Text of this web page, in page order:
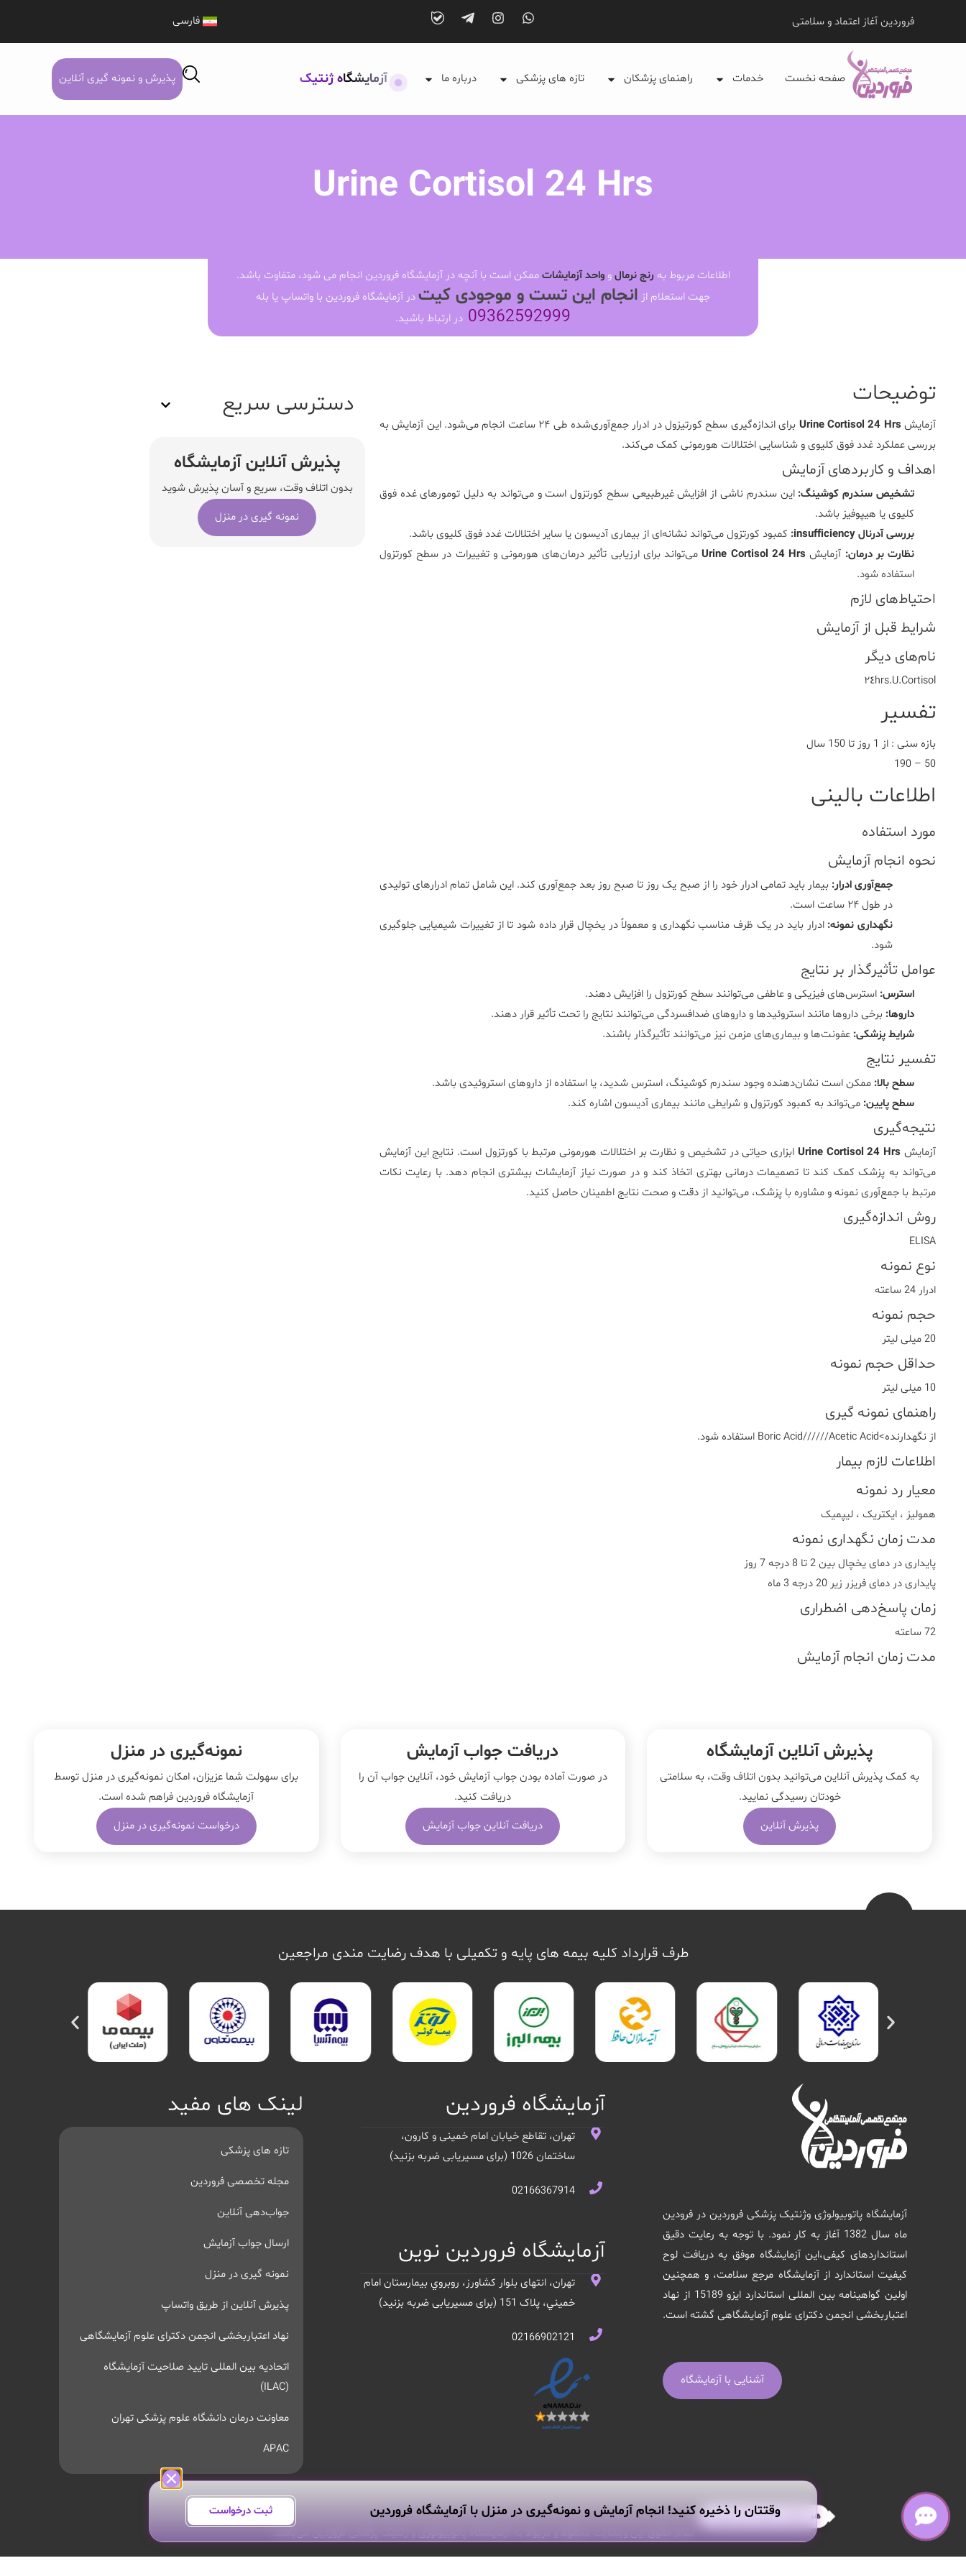
فروردین آغاز اعتماد و سلامتی فارسی
صفحه نخست خدمات راهنمای پزشکان تازه های پزشکی درباره ما آزمایشگاه ژنتیک پذیرش و نمونه گیری آنلاین
Urine Cortisol 24 Hrs
اطلاعات مربوط به رنج نرمالوواحد آزمایشاتممکن است با آنچه در آزمایشگاه فروردین انجام می شود، متفاوت باشد.
جهت استعلام از انجام این تست و موجودی کیتدر آزمایشگاه فروردین با واتساپ یا بله
09362592999 در ارتباط باشید.
توضیحات
آزمایش Urine Cortisol 24 Hrs برای اندازه‌گیری سطح کورتیزول در ادرار جمع‌آوری‌شده طی ۲۴ ساعت انجام می‌شود. این آزمایشبه
بررسی عملکرد غدد فوق کلیوی و شناسایی اختلالات هورمونی کمک می‌کند.
اهداف و کاربردهای آزمایش
تشخیص سندرم کوشینگ: این سندرم ناشی از افزایش غیرطبیعی سطح کورتزول است و می‌تواند به دلیل تومورهای غده فوق
کلیوی یا هیپوفیز باشد.
بررسی آدرنال insufficiency:
کمبود کورتزول می‌تواند نشانه‌ای از بیماری آدیسون یا سایر اختلالات غدد فوق کلیوی باشد.
نظارت بر درمان: آزمایش Urine Cortisol 24 Hrsمی‌تواند برای ارزیابی تأثیر درمان‌های هورمونی و تغییرات در سطح کورتزول
استفاده شود.
احتیاط‌های لازم
شرایط قبل از آزمایش
نام‌های دیگر
U.Cortisol.٢٤hrs
تفسیر
بازه سنی : از 1 روز تا 150 سال
50 – 190
اطلاعات بالینی
مورد استفاده
نحوه انجام آزمایش
جمع‌آوری ادرار: بیمار باید تمامی ادرار خود را از صبح یک روز تا صبح روز بعد جمع‌آوری کند. این شامل تمام ادرارهای تولیدی
در طول ۲۴ ساعت است.
نگهداری نمونه: ادرار باید در یک ظرف مناسب نگهداری و معمولاً در یخچال قرار داده شود تا از تغییرات شیمیایی جلوگیری
شود.
عوامل تأثیرگذار بر نتایج
استرس: استرس‌های فیزیکی و عاطفی می‌توانند سطح کورتزول را افزایش دهند.
داروها: برخی داروها مانند استروئیدها و داروهای ضدافسردگی می‌توانند نتایج را تحت تأثیر قرار دهند.
شرایط پزشکی: عفونت‌ها و بیماری‌های مزمن نیز می‌توانند تأثیرگذار باشند.
تفسیر نتایج
سطح بالا: ممکن است نشان‌دهنده وجود سندرم کوشینگ، استرس شدید، یا استفاده از داروهای استروئیدی باشد.
سطح پایین: می‌تواند به کمبود کورتزول و شرایطی مانند بیماری آدیسون اشاره کند.
نتیجه‌گیری
آزمایش Urine Cortisol 24 Hrs ابزاری حیاتی در تشخیص و نظارت بر اختلالات هورمونی مرتبط با کورتزول است. نتایج این آزمایش
می‌تواند به پزشک کمک کند تا تصمیمات درمانی بهتری اتخاذ کند و در صورت نیاز آزمایشات بیشتری انجام دهد. با رعایت نکات
مرتبط با جمع‌آوری نمونه و مشاوره با پزشک، می‌توانید از دقت و صحت نتایج اطمینان حاصل کنید.
روش اندازه‌گیری
ELISA
نوع نمونه
ادرار 24 ساعته
حجم نمونه
20 میلی لیتر
حداقل حجم نمونه
10 میلی لیتر
راهنمای نمونه گیری
از نگهدارنده>Boric Acid//////Acetic Acid استفاده شود.
اطلاعات لازم بیمار
معیار رد نمونه
هموليز ، ايکتريک ، ليپميک
مدت زمان نگهداری نمونه
پایداری در دمای یخچال بین 2 تا 8 درجه 7 روز
پایداری در دمای فریزر زیر 20 درجه 3 ماه
زمان پاسخ‌دهی اضطراری
72 ساعته
مدت زمان انجام آزمایش
دسترسی سریع
پذیرش آنلاین آزمایشگاه
بدون اتلاف وقت، سریع و آسان پذیرش شوید
نمونه گیری در منزل
پذیرش آنلاین آزمایشگاه
به کمک پذیرش آنلاین می‌توانید بدون اتلاف وقت، به سلامتی
خودتان رسیدگی نمایید.
پذیرش آنلاین
دریافت جواب آزمایش
در صورت آماده بودن جواب آزمایش خود، آنلاین جواب‌ آن را
دریافت کنید.
دریافت آنلاین جواب آزمایش
نمونه‌‌گیری در منزل
برای سهولت شما عزیزان، امکان نمونه‌گیری در منزل توسط
آزمایشگاه فروردین فراهم شده است.
درخواست نمونه‌گیری در منزل
هر سوالی داری از من بپرس!
طرف قرارداد کلیه بیمه های پایه و تکمیلی با هدف رضایت مندی مراجعین
آزمایشگاه پاتوبیولوژی وژنتیک پزشکی فروردین در فرودین
ماه سال 1382 آغاز به کار نمود. با توجه به رعایت دقیق
استانداردهای کیفی،این آزمایشگاه موفق به دریافت لوح
کیفیت استاندارد از آزمایشگاه مرجع سلامت، و همچنین
اولین گواهینامه بین المللی استاندارد ایزو 15189 از نهاد
اعتباربخشی انجمن دکترای علوم آزمایشگاهی گشته است.
آشنایی با آزمایشگاه
آزمایشگاه فروردین
تهران، تقاطع خیابان امام خمینی و کارون،
ساختمان 1026 (برای مسیریابی ضربه بزنید)
02166367914
آزمایشگاه فروردین نوین
تهران، انتهای بلوار کشاورز، روبروي بيمارستان امام
خميني، پلاک 151 (برای مسیریابی ضربه بزنید)
02166902121
لینک های مفید
تازه های پزشکی
مجله تخصصی فروردین
جواب‌دهی آنلاین
ارسال جواب آزمایش
نمونه گیری در منزل
پذیرش آنلاین از طریق واتساپ
نهاد اعتباربخشی انجمن دکترای علوم آزمایشگاهی
اتحادیه بین المللی تایید صلاحیت آزمایشگاه
(ILAC)
معاونت درمان دانشگاه علوم پزشکی تهران
APAC
وقتتان را ذخیره کنید! انجام آزمایش و نمونه‌گیری در منزل با آزمایشگاه فروردین ثبت درخواست